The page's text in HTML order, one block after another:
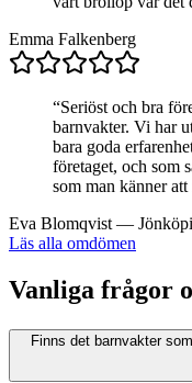
Emma Falkenberg
“Seriöst och bra
barnvakter. Vi har
bara goda
företaget, och som
som man känner
Eva Blomqvist —
Läs alla omdömen
Vanliga frågor
Finns det barnvakter